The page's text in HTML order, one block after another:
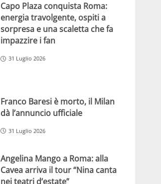
Capo Plaza conquista Roma:
energia travolgente, ospiti a
sorpresa e una scaletta che fa
impazzire i fan
31 Luglio 2026
Franco Baresi è morto, il Milan
dà l’annuncio ufficiale
31 Luglio 2026
Angelina Mango a Roma: alla
Cavea arriva il tour “Nina canta
nei teatri d’estate”